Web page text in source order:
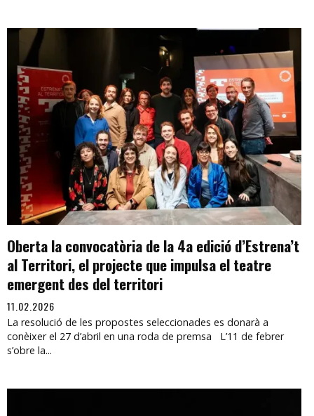
Oberta la convocatòria de la 4a edició d’Estrena’t
al Territori, el projecte que impulsa el teatre
emergent des del territori
11.02.2026
La resolució de les propostes seleccionades es donarà a
conèixer el 27 d’abril en una roda de premsa L’11 de febrer
s’obre la...